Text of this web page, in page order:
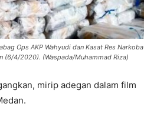
Ops AKP Wahyudi dan Kasat Res Narkoba
(6/4/2020). (Waspada/Muhammad Riza)
mirip adegan dalam film